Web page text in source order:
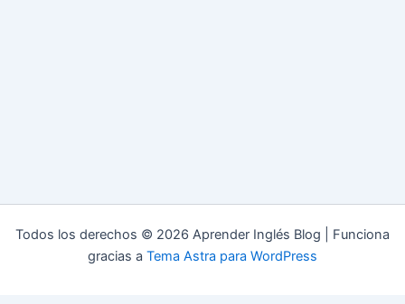
Todos los derechos © 2026 Aprender Inglés Blog | Funciona
gracias a Tema Astra para WordPress